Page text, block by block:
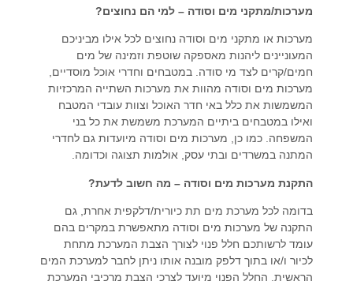
מערכות/מתקני מים וסודה – למי הם נחוצים?
מערכות או מתקני מים וסודה נחוצים לכל אילו מביניכם
המעוניינים ליהנות מאספקה שוטפת וזמינה של מים
חמים/קרים לצד מי סודה. במטבחים וחדרי אוכל מוסדיים,
מערכות מים וסודה מהוות את מערכות השתייה המרכזיות
המשמשות את כלל באי חדר האוכל וצוות עובדי המטבח
ואילו במטבחים ביתיים המערכת משמשת את כל בני
המשפחה. כמו כן, מערכות מים וסודה מיועדות גם לחדרי
המתנה במשרדים ובתי עסק, אולמות תצוגה וכדומה.
התקנת מערכות מים וסודה – מה חשוב לדעת?
בדומה לכל מערכת מים תת כיורית/דלקפית אחרת, גם
התקנה של מערכות מים וסודה מתאפשרת במקרים בהם
עומד לרשותכם חלל פנוי לצורך הצבת המערכת מתחת
לכיור ו/או בתוך דלפק מובנה אותו ניתן לחבר למערכת המים
הראשית. החלל הפנוי מיועד לצרכי הצבת מרכיבי המערכת